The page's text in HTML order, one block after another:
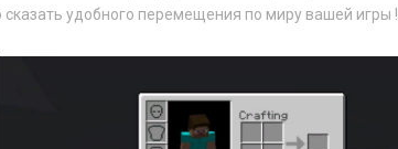
удобного перемещения по миру вашей игры !